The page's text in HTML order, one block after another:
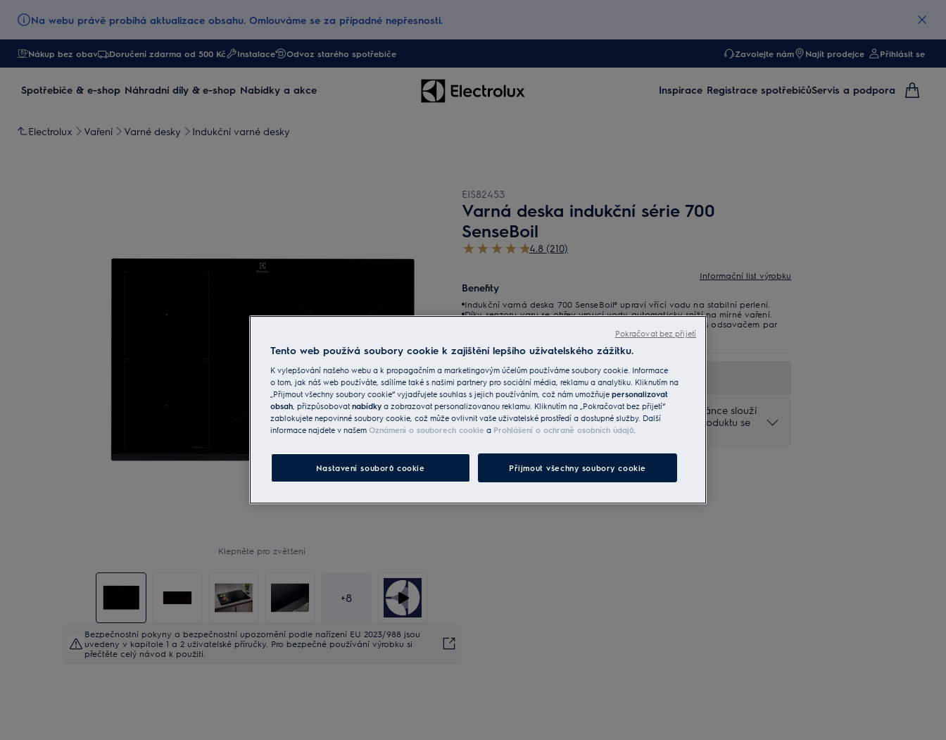
Na webu právě probíhá aktualizace obsahu. Omlouváme se za případné nepřesnosti.
Nákup bez obav Doručení zdarma od 500 Kč Instalace Odvoz starého spotřebiče Zavolejte nám Najít prodejce Přihlásit se
Spotřebiče & e-shop Náhradní díly & e-shop Nabídky a akce Inspirace Registrace spotřebičůServis a podpora
Electrolux Vaření Varné desky Indukční varné desky
Klepněte pro zvětšení
+8
Bezpečnostní pokyny a bezpečnostní upozornění podle nařízení EU 2023/988 jsou
uvedeny v kapitole 1 a 2 uživatelské příručky. Pro bezpečné používání výrobku si
přečtěte celý návod k použití.
EIS82453
Varná deska indukční série 700
SenseBoil
4.8 (210)
Informační list výrobku
Benefity
Indukční varná deska 700 SenseBoil® upraví vřící vodu na stabilní perlení.
Díky senzoru varu se ohřev vroucí vody automaticky sníží na mírné vaření.
Hob2Hood® umožňuje bezdrátové propojení varné desky s odsavačem par
pro automatické ovládání a nastavení výkonu.
Fotografie a videa v galerii na produktové stránce slouží
jako vizuální reference. Skutečné provedení produktu se
může v detailech lišit.
Tento web používá soubory cookie k zajištění lepšího uživatelského zážitku.
K vylepšování našeho webu a k propagačním a marketingovým účelům používáme soubory cookie. Informace
o tom, jak náš web používáte, sdílíme také s našimi partnery pro sociální média, reklamu a analytiku. Kliknutím na
„Přijmout všechny soubory cookie“ vyjadřujete souhlas s jejich používáním, což nám umožňuje personalizovat
obsah, přizpůsobovat nabídky a zobrazovat personalizovanou reklamu. Kliknutím na „Pokračovat bez přijetí“
zablokujete nepovinné soubory cookie, což může ovlivnit vaše uživatelské prostředí a dostupné služby. Další
informace najdete v našem Oznámení o souborech cookie a Prohlášení o ochraně osobních údajů.
Nastavení souborů cookie Přijmout všechny soubory cookie
Pokračovat bez přijetí